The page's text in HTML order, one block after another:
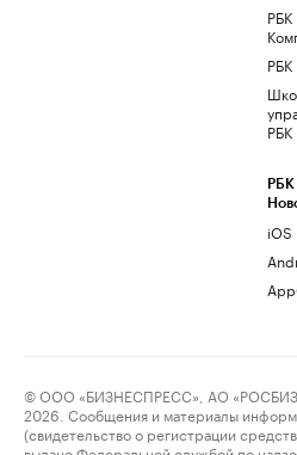
РБК
РБК
РБК
iOS
© ООО «БИЗНЕСПРЕСС», АО
2026. Сообщения и материалы
(свидетельство о регистрации